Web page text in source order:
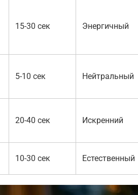
15-30 сек Энергичный
5-10 сек Нейтральный
20-40 сек Искренний
10-30 сек Естественный